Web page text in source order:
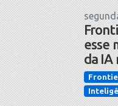
esse
da IA